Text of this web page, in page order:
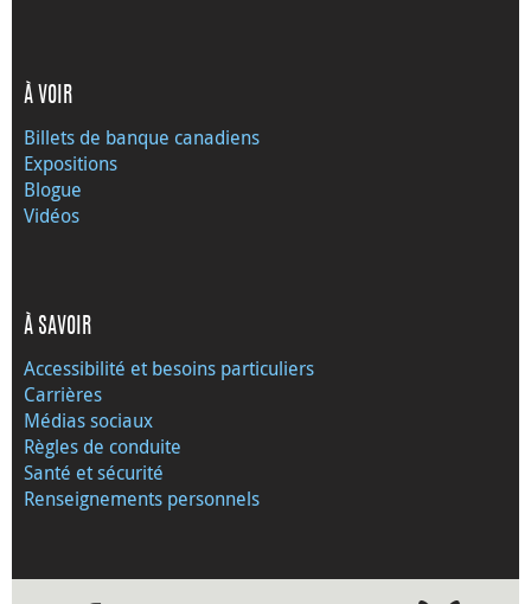
À VOIR
Billets de banque canadiens
Expositions
Blogue
Vidéos
À SAVOIR
Accessibilité et besoins particuliers
Carrières
Médias sociaux
Règles de conduite
Santé et sécurité
Renseignements personnels